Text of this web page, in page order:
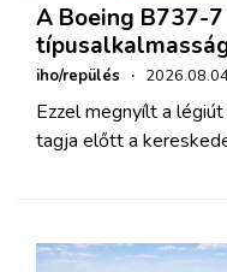
A Boeing B737-
iho/repülés ·
Ezzel megnyílt a
tagja előtt a